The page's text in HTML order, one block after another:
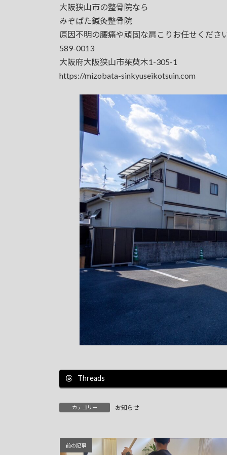
大阪狭山市の整骨院なら
みぞばた鍼灸整骨院
原因不明の腰痛や頑固な肩こりお任せくださ
589-0013
大阪府大阪狭山市茱萸木1-305-1
https://mizobata-sinkyuseikotsuin.com
Threads
カテゴリー お知らせ
前の記事